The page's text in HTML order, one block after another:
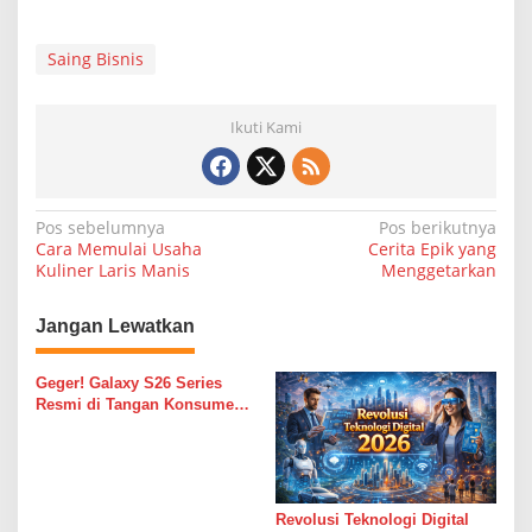
Saing Bisnis
Ikuti Kami
N
a
i
a
Pos sebelumnya
Cara Memulai Usaha
Kuliner Laris Manis
Pos berikutnya
Cerita Epik yang
Menggetarkan
Jangan Lewatkan
Geger! Galaxy S26 Series
Resmi di Tangan Konsumen
Revolusi Teknologi Digital